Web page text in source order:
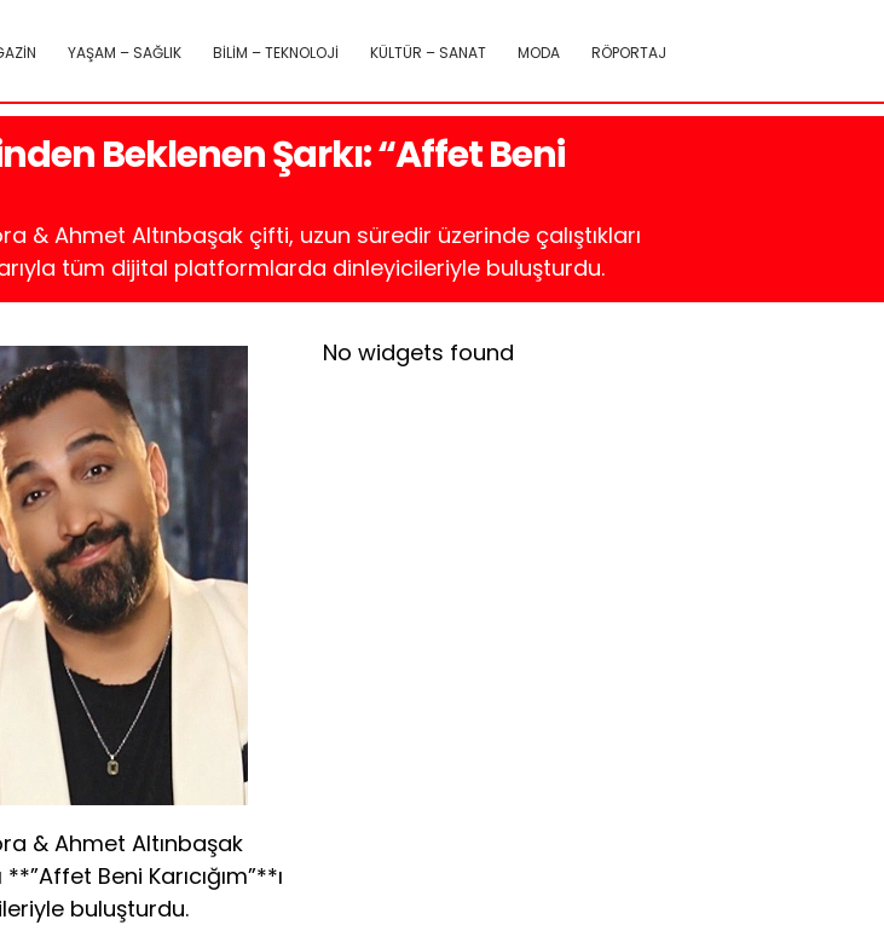
YAŞAM – SAĞLIK BİLİM – TEKNOLOJİ KÜLTÜR – SANAT MODA RÖPORTAJ
Beklenen Şarkı: “Affet Beni
& Ahmet Altınbaşak çifti, uzun süredir üzerinde çalıştıkları
tüm dijital platformlarda dinleyicileriyle buluşturdu.
& Ahmet Altınbaşak
Beni Karıcığım”**ı
buluşturdu.
No widgets found